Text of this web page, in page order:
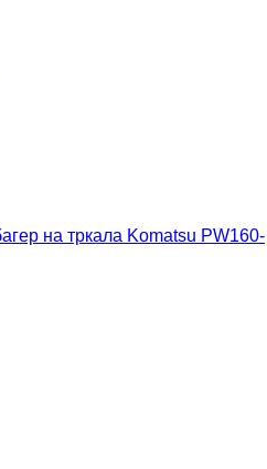
на тркала Komatsu PW160-